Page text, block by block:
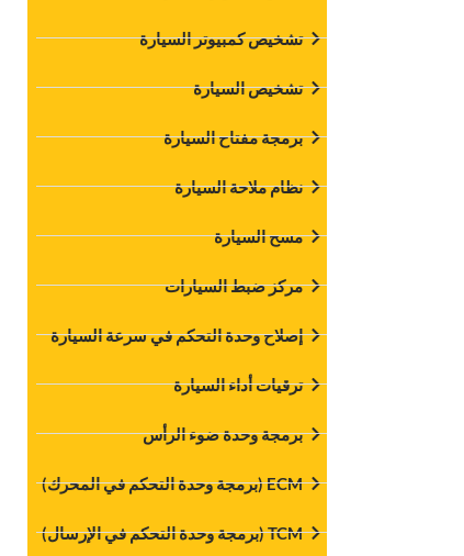
‏تشخيص كمبيوتر السيارة‏
‏تشخيص السيارة‏
‏برمجة مفتاح السيارة‏
‏نظام ملاحة السيارة‏
‏مسح السيارة‏
‏مركز ضبط السيارات‏
‏إصلاح وحدة التحكم في سرعة السيارة‏
‏ترقيات أداء السيارة‏
‏برمجة وحدة ضوء الرأس‏
‏ECM (برمجة وحدة التحكم في المحرك)‏
‏TCM (برمجة وحدة التحكم في الإرسال)‏